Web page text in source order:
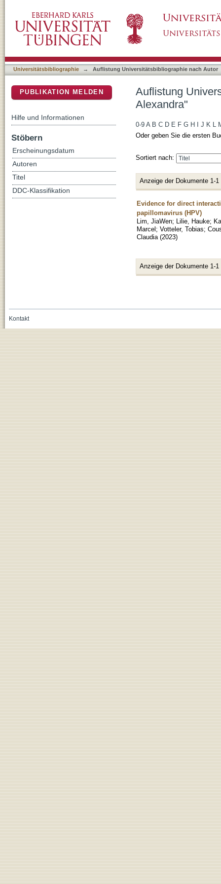
Universitätsbibliographie → Auflistung Universitätsbibliographie nach Autor
Auflistung
Alexandra"
0-9 A B C D E F G H J K L
Oder geben Sie die ersten
Sortiert nach:
Anzeige der Dokumente 1-1
Evidence for direct
papillomavirus (HPV)
Lim, JiaWen; Lilie, Hauke;
Marcel; Votteler, Tobias;
Claudia (2023)
Anzeige der Dokumente 1-1
PUBLIKATION MELDEN
Hilfe und Informationen
Stöbern
Erscheinungsdatum
Autoren
Titel
DDC-Klassifikation
Kontakt